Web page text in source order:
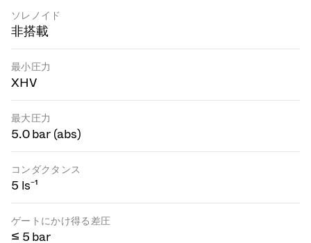
ソレノイド
非搭載
最小圧力
XHV
最大圧力
5.0 bar (abs)
コンダクタンス
5 ls⁻¹
ゲートにかけ得る差圧
≤ 5 bar